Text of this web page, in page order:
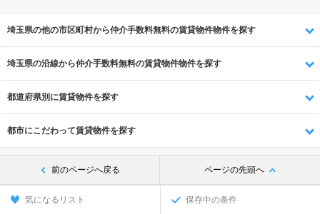
埼玉県の他の市区町村から仲介手数料無料の賃貸物件物件を探す
埼玉県の沿線から仲介手数料無料の賃貸物件物件を探す
都道府県別に賃貸物件を探す
都市にこだわって賃貸物件を探す
前のページへ戻る ページの先頭へ
気になるリスト 保存中の条件